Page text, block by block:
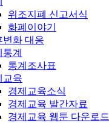
위조지폐 신고서식
화폐이야기
변화 대응
계
통계조사표
교육
경제교육소식
경제교육 발간자료
경제교육 웹툰 다운로드